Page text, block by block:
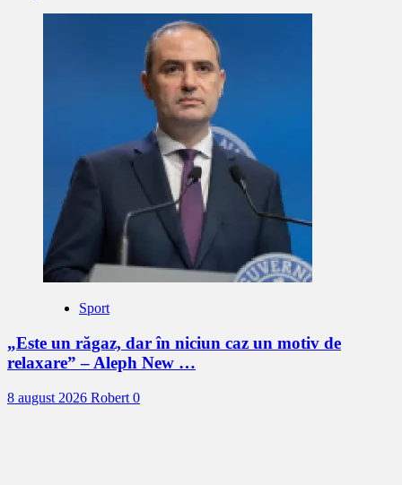
Sport
„Este un răgaz, dar în niciun caz un motiv de
relaxare” – Aleph New …
8 august 2026 Robert 0